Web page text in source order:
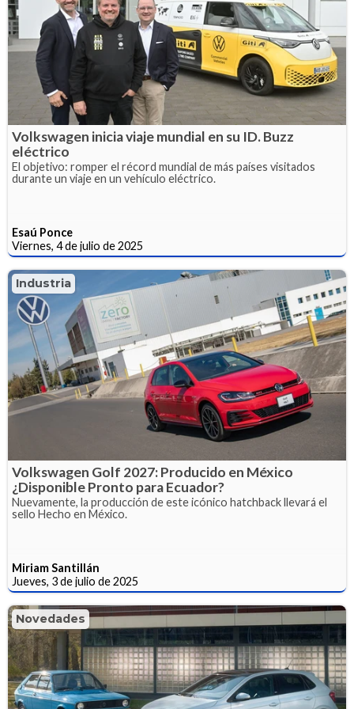
Volkswagen inicia viaje mundial en su ID. Buzz
eléctrico
El objetivo: romper el récord mundial de más países visitados
durante un viaje en un vehículo eléctrico.
Esaú Ponce
Viernes, 4 de julio de 2025
Industria
Volkswagen Golf 2027: Producido en México
¿Disponible Pronto para Ecuador?
Nuevamente, la producción de este icónico hatchback llevará el
sello Hecho en México.
Miriam Santillán
Jueves, 3 de julio de 2025
Novedades